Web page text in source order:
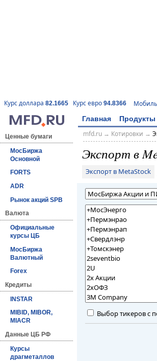
Курс доллара 82.1665 Курс евро 94.8366
Главная Продукты
Ценные бумаги
МосБиржа
Основной
FORTS
ADR
Рынок акций SPB
Валюта
Официальные
курсы ЦБ
МосБиржа
Валютный
Forex
Кредиты
INSTAR
MIBID, MIBOR,
MIACR
Данные ЦБ РФ
Курсы
драгметаллов
mfd.ru→ Котировки →
Экспорт в
Экспорт в MetaStock
Выбор тикеров с